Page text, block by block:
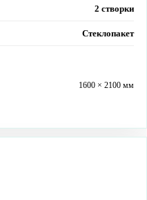
2 створки
Стеклопакет
1600 × 2100 мм